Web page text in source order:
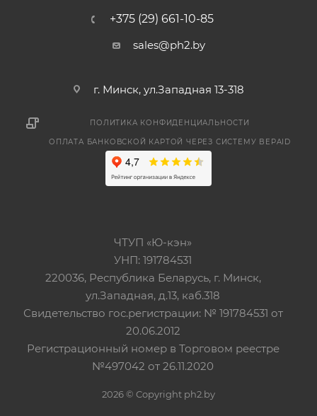
+375 (29) 661-10-85
sales@ph2.by
г. Минск, ул.Западная 13-318
ПОЛИТИКА КОНФИДЕНЦИАЛЬНОСТИ
ОПЛАТА БАНКОВСКОЙ КАРТОЙ ЧЕРЕЗ СИСТЕМУ BEPAID
ЧТУП «Ю-кэн»
УНП: 191784531
220036, Республика Беларусь, г. Минск,
ул.Западная, д.13, каб.318
Свидетельство гос.регистрации: № 191784531 от
20.06.2012
Регистрационный номер в Торговом реестре
№497042 от 26.11.2020
2026 © Copyright ph2.by